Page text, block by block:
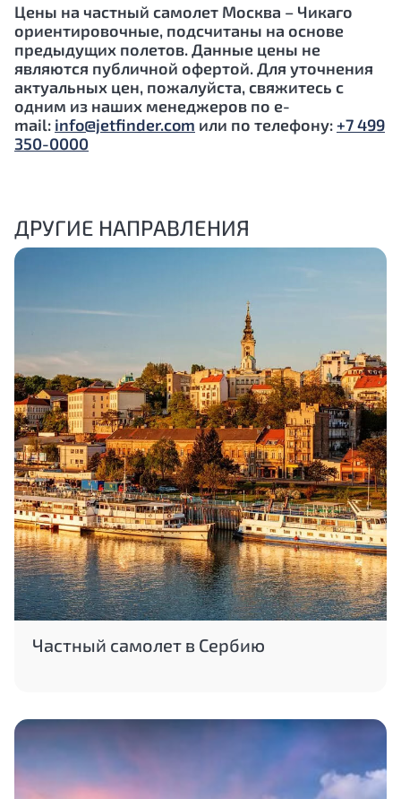
Цены на частный самолет Москва – Чикаго
ориентировочные, подсчитаны на основе
предыдущих полетов. Данные цены не
являются публичной офертой. Для уточнения
актуальных цен, пожалуйста, свяжитесь с
одним из наших менеджеров по e-
mail: info@jetfinder.com или по телефону:+7 499
350-0000
ДРУГИЕ НАПРАВЛЕНИЯ
Частный самолет в Сербию